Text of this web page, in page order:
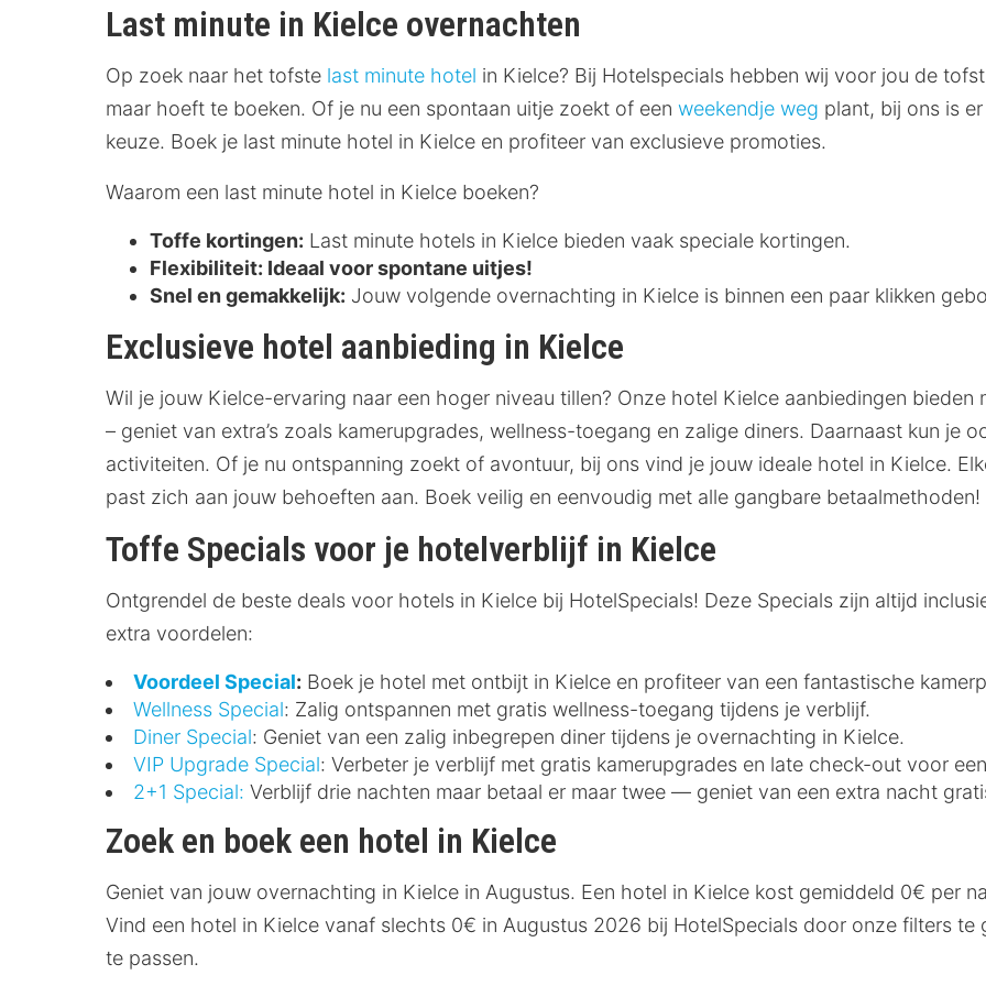
Last minute in Kielce overnachten
Op zoek naar het tofste last minute hotel in Kielce? Bij Hotelspecials hebben wij voor jou de
maar hoeft te boeken. Of je nu een spontaan uitje zoekt of een weekendje weg plant, bij ons is
keuze. Boek je last minute hotel in Kielce en profiteer van exclusieve promoties.
Waarom een last minute hotel in Kielce boeken?
Toffe kortingen: Last minute hotels in Kielce bieden vaak speciale kortingen.
Flexibiliteit: Ideaal voor spontane uitjes!
Snel en gemakkelijk: Jouw volgende overnachting in Kielce is binnen een paar klikken
Exclusieve hotel aanbieding in Kielce
Wil je jouw Kielce-ervaring naar een hoger niveau tillen? Onze hotel Kielce aanbiedingen
– geniet van extra’s zoals kamerupgrades, wellness-toegang en zalige diners. Daarnaast kun je
activiteiten. Of je nu ontspanning zoekt of avontuur, bij ons vind je jouw ideale hotel in Kielce.
past zich aan jouw behoeften aan. Boek veilig en eenvoudig met alle gangbare betaalmethoden!
Toffe Specials voor je hotelverblijf in Kielce
Ontgrendel de beste deals voor hotels in Kielce bij HotelSpecials! Deze Specials zijn altijd
extra voordelen:
Voordeel Special: Boek je hotel met ontbijt in Kielce en profiteer van een fantastische
Wellness Special: Zalig ontspannen met gratis wellness-toegang tijdens je verblijf.
Diner Special: Geniet van een zalig inbegrepen diner tijdens je overnachting in Kielce.
VIP Upgrade Special: Verbeter je verblijf met gratis kamerupgrades en late check-out voor
2+1 Special: Verblijf drie nachten maar betaal er maar twee — geniet van een extra nacht
Zoek en boek een hotel in Kielce
Geniet van jouw overnachting in Kielce in Augustus. Een hotel in Kielce kost gemiddeld 0€ per
Vind een hotel in Kielce vanaf slechts 0€ in Augustus 2026 bij HotelSpecials door onze filters te
te passen.